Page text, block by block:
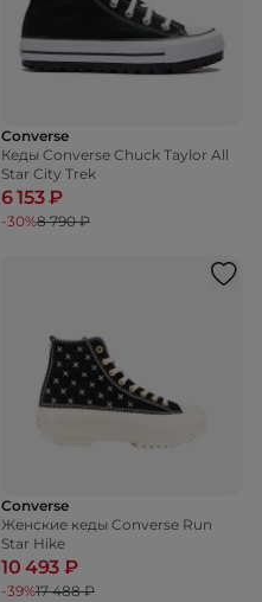
Converse
Кеды Converse Chuck Taylor All
Star City Trek
6 153 ₽
-30%8 790 ₽
Converse
Женские кеды Converse Run
Star Hike
10 493 ₽
-39%17 488 ₽